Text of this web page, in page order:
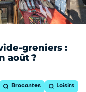
greniers :
août ?
Brocantes Loisirs